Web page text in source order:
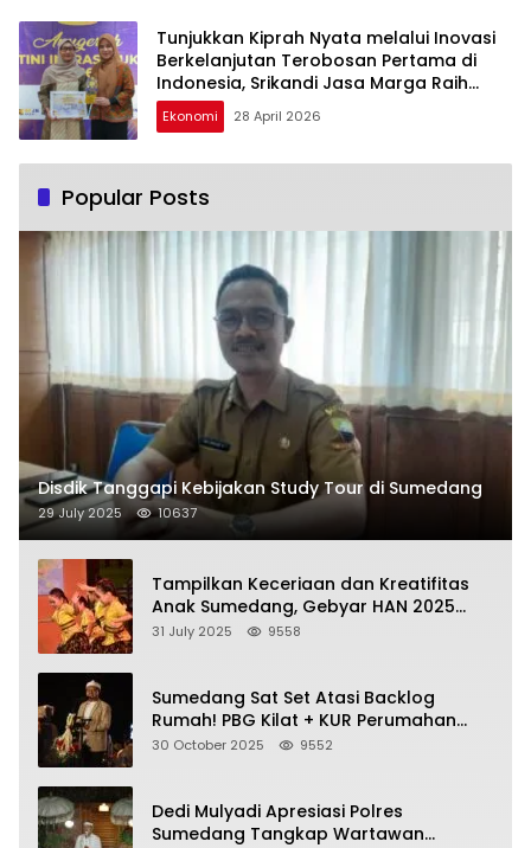
Tunjukkan Kiprah Nyata melalui Inovasi
Berkelanjutan Terobosan Pertama di
Indonesia, Srikandi Jasa Marga Raih
Anugerah Kartini Infrastruktur 2026
Ekonomi 28 April 2026
Popular Posts
Disdik Tanggapi Kebijakan Study Tour di Sumedang
29 July 2025 10637
Tampilkan Keceriaan dan Kreatifitas
Anak Sumedang, Gebyar HAN 2025
Dihadiri Bupati dan Wabup
31 July 2025 9558
Sumedang Sat Set Atasi Backlog
Rumah! PBG Kilat + KUR Perumahan
Jadi Kunci!
30 October 2025 9552
Dedi Mulyadi Apresiasi Polres
Sumedang Tangkap Wartawan